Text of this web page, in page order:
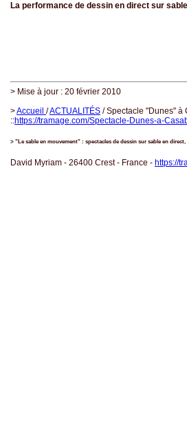
La performance de dessin en direct sur sable
> Mise à jour : 20 février 2010
>Accueil /ACTUALITÉS / Spectacle "Dunes" à
::https://tramage.com/Spectacle-Dunes-a-
> "Le sable en mouvement" : spectacles de dessin sur sable en
David Myriam - 26400 Crest - France - https://